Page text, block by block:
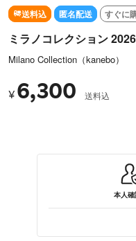
送料込 匿名配送 すぐに
ミラノコレクション
Milano Collection（kanebo）
¥ 6,300 送料込
本人